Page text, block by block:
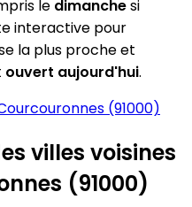
le dimanchesi
interactive pour
la plus proche et
ouvert aujourd'hui.
(91000)
villes voisines
(91000)